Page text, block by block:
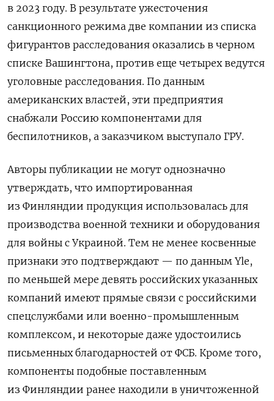
в 2023 году. В результате ужесточения
санкционного режима две компании из списка
фигурантов расследования оказались в черном
списке Вашингтона, против еще четырех ведутся
уголовные расследования. По данным
американских властей, эти предприятия
снабжали Россию компонентами для
беспилотников, а заказчиком выступало ГРУ.
Авторы публикации не могут однозначно
утверждать, что импортированная
из Финляндии продукция использовалась для
производства военной техники и оборудования
для войны с Украиной. Тем не менее косвенные
признаки это подтверждают — по данным Yle,
по меньшей мере девять российских указанных
компаний имеют прямые связи с российскими
спецслужбами или военно-промышленным
комплексом, и некоторые даже удостоились
письменных благодарностей от ФСБ. Кроме того,
компоненты подобные поставленным
из Финляндии ранее находили в уничтоженной